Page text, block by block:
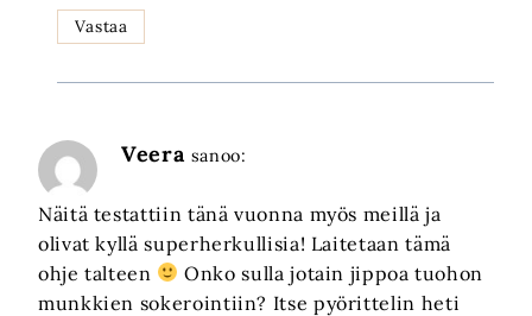
Vastaa
Veera sanoo:
Näitä testattiin tänä vuonna myös meillä ja
olivat kyllä superherkullisia! Laitetaan tämä
ohje talteen
Onko sulla jotain jippoa tuohon
munkkien sokerointiin? Itse pyörittelin heti